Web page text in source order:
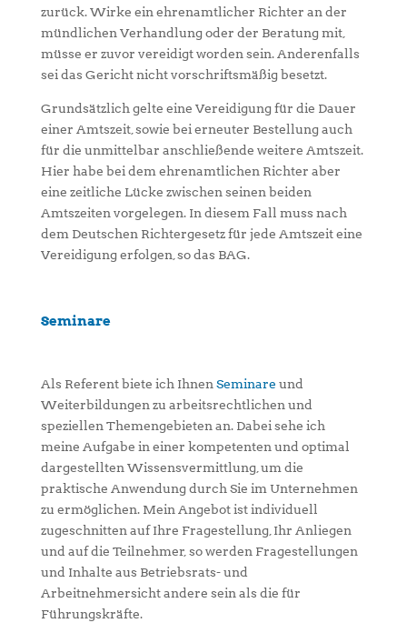
zurück. Wirke ein ehrenamtlicher Richter an der
mündlichen Verhandlung oder der Beratung mit,
müsse er zuvor vereidigt worden sein. Anderenfalls
sei das Gericht nicht vorschriftsmäßig besetzt.
Grundsätzlich gelte eine Vereidigung für die Dauer
einer Amtszeit, sowie bei erneuter Bestellung auch
für die unmittelbar anschließende weitere Amtszeit.
Hier habe bei dem ehrenamtlichen Richter aber
eine zeitliche Lücke zwischen seinen beiden
Amtszeiten vorgelegen. In diesem Fall muss nach
dem Deutschen Richtergesetz für jede Amtszeit eine
Vereidigung erfolgen, so das BAG.
Seminare
Als Referent biete ich IhnenSeminare und
Weiterbildungen zu arbeitsrechtlichen und
speziellen Themengebieten an. Dabei sehe ich
meine Aufgabe in einer kompetenten und optimal
dargestellten Wissensvermittlung, um die
praktische Anwendung durch Sie im Unternehmen
zu ermöglichen. Mein Angebot ist individuell
zugeschnitten auf Ihre Fragestellung, Ihr Anliegen
und auf die Teilnehmer, so werden Fragestellungen
und Inhalte aus Betriebsrats- und
Arbeitnehmersicht andere sein als die für
Führungskräfte.